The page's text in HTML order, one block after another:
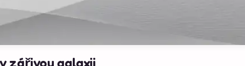
zářivou galaxii